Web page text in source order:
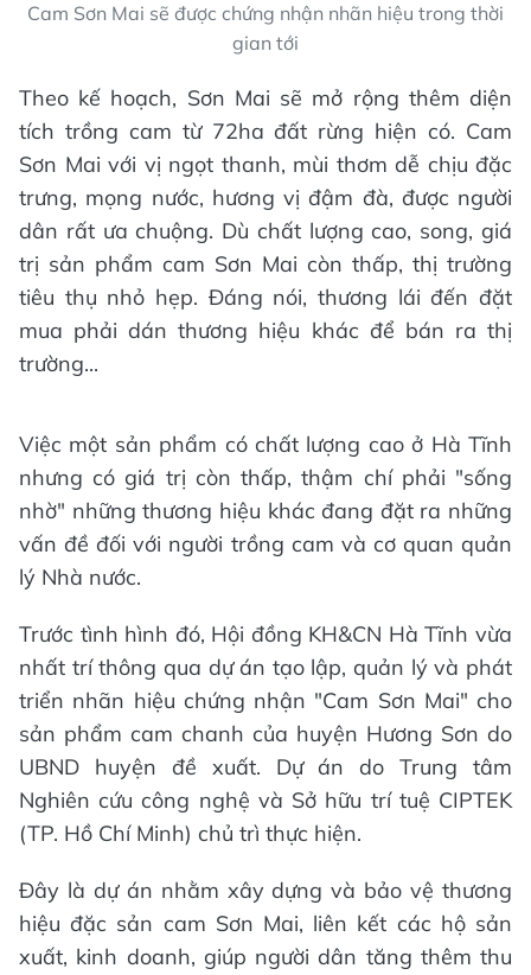
Cam Sơn Mai sẽ được chứng nhận nhãn hiệu trong thời
gian tới
Theo kế hoạch, Sơn Mai sẽ mở rộng thêm diện
tích trồng cam từ 72ha đất rừng hiện có. Cam
Sơn Mai với vị ngọt thanh, mùi thơm dễ chịu đặc
trưng, mọng nước, hương vị đậm đà, được người
dân rất ưa chuộng. Dù chất lượng cao, song, giá
trị sản phẩm cam Sơn Mai còn thấp, thị trường
tiêu thụ nhỏ hẹp. Đáng nói, thương lái đến đặt
mua phải dán thương hiệu khác để bán ra thị
trường...
Việc một sản phẩm có chất lượng cao ở Hà Tĩnh
nhưng có giá trị còn thấp, thậm chí phải "sống
nhờ" những thương hiệu khác đang đặt ra những
vấn đề đối với người trồng cam và cơ quan quản
lý Nhà nước.
Trước tình hình đó, Hội đồng KH&CN Hà Tĩnh vừa
nhất trí thông qua dự án tạo lập, quản lý và phát
triển nhãn hiệu chứng nhận "Cam Sơn Mai" cho
sản phẩm cam chanh của huyện Hương Sơn do
UBND huyện đề xuất. Dự án do Trung tâm
Nghiên cứu công nghệ và Sở hữu trí tuệ CIPTEK
(TP. Hồ Chí Minh) chủ trì thực hiện.
Đây là dự án nhằm xây dựng và bảo vệ thương
hiệu đặc sản cam Sơn Mai, liên kết các hộ sản
xuất, kinh doanh, giúp người dân tăng thêm thu